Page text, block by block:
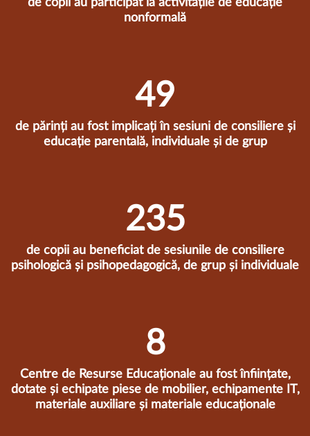
de copii au participat la activitățile de educație
nonformală
50
de părinți au fost implicați în sesiuni de consiliere și
educație parentală, individuale și de grup
238
de copii au beneficiat de sesiunile de consiliere
psihologică și psihopedagogică, de grup și individuale
8
Centre de Resurse Educaționale au fost înființate,
dotate și echipate piese de mobilier, echipamente IT,
materiale auxiliare și materiale educaționale